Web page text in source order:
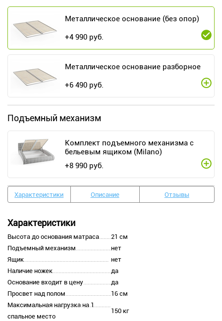
Металлическое основание (без опор)
+4 990 руб.
Металлическое основание разборное
+6 490 руб.
Подъемный механизм
Комплект подъемного механизма с
бельевым ящиком (Milano)
+8 990 руб.
Характеристики Описание Отзывы
Характеристики
Высота до основания матраса
21 см
Подъемный механизм
нет
Ящик
нет
Наличие ножек
да
Основание входит в цену
да
Просвет над полом
16 см
Максимальная нагрузка на 1
спальное место
150 кг